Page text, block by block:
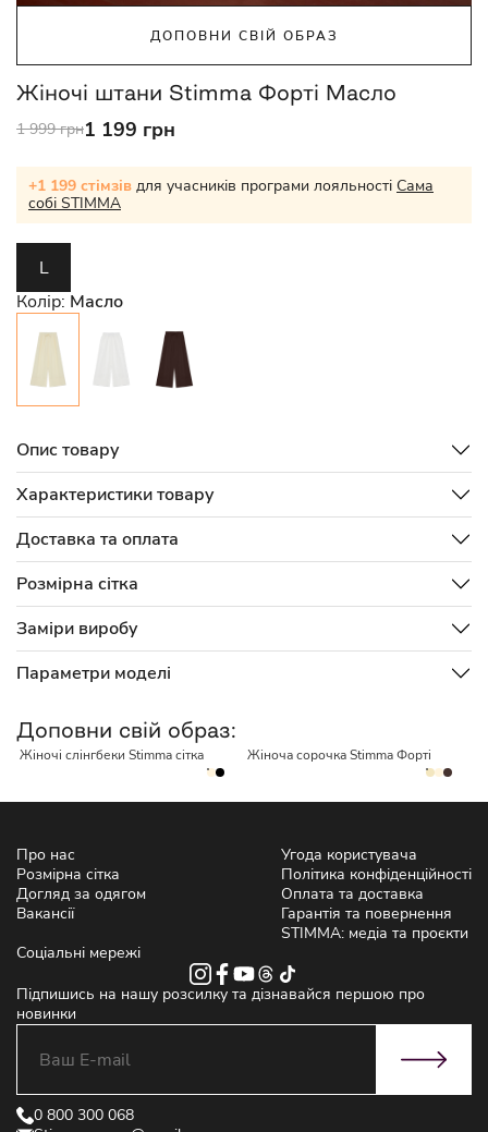
ДОПОВНИ СВІЙ ОБРАЗ
Жіночі штани Stimma Форті Масло
1 999 грн1 199 грн
+1 199 стімзів для учасників програми лояльності Сама
собі STIMMA
L
Колір: Масло
Опис товару
Характеристики товару
Доставка та оплата
Розмірна сітка
Заміри виробу
Параметри моделі
Доповни свій образ:
НЕМАЄ В НАЯВНОСТІ
Жіночі слінгбеки Stimma сітка Жіноча сорочка Stimma Форті
Про нас
Розмірна сітка
Догляд за одягом
Вакансії
Угода користувача
Політика конфіденційності
Оплата та доставка
Гарантія та повернення
STIMMA: медіа та проєкти
Соціальні мережі
Підпишись на нашу розсилку та дізнавайся першою про
новинки
0 800 300 068